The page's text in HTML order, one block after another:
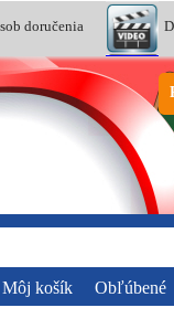
doručenia
Môj košík
Obľúbené